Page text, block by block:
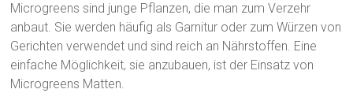
Microgreens sind junge Pflanzen, die man zum Verzehr
anbaut. Sie werden häufig als Garnitur oder zum Würzen von
Gerichten verwendet und sind reich an Nährstoffen. Eine
einfache Möglichkeit, sie anzubauen, ist der Einsatz von
Microgreens Matten.